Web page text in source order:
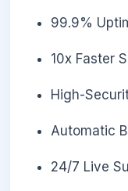
99.9%
10x Faster
High-
Automatic
24/7 Live